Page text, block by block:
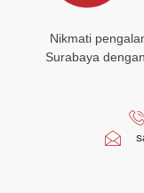
Nikmati
Surabaya